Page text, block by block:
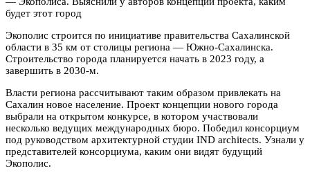
будет этот город
Экополис строится по инициативе правительства Сахалинской
области в 35 км от столицы региона — Южно-Сахалинска.
Строительство города планируется начать в 2023 году, а
завершить в 2030-м.
Власти региона рассчитывают таким образом привлекать на
Сахалин новое население. Проект концепции нового города
выбрали на открытом конкурсе, в котором участвовали
несколько ведущих международных бюро. Победил консорциум
под руководством архитектурной студии IND architects. Узнали у
представителей консорциума, каким они видят будущий
Экополис.